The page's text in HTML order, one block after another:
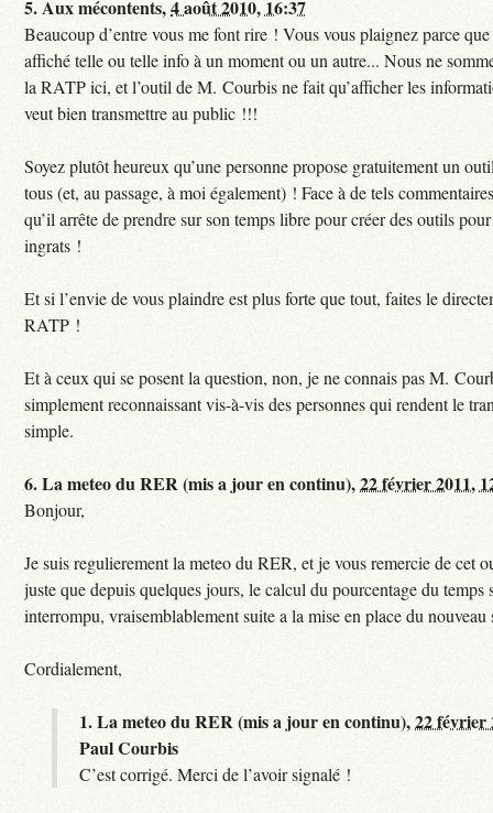
5.Aux mécontents,4 août 2010, 16:37
Beaucoup d’entre vous me font rire ! Vous vous plaignez parce que
affiché telle ou telle info à un moment ou un autre... Nous ne
la RATP ici, et l’outil de M. Courbis ne fait qu’afficher les
veut bien transmettre au public !!!
Soyez plutôt heureux qu’une personne propose gratuitement un
tous (et, au passage, à moi également) ! Face à de tels
qu’il arrête de prendre sur son temps libre pour créer des outils
ingrats !
Et si l’envie de vous plaindre est plus forte que tout, faites le
RATP !
Et à ceux qui se posent la question, non, je ne connais pas M.
simplement reconnaissant vis-à-vis des personnes qui rendent le
simple.
6.La meteo du RER (mis a jour en continu),22 février 2011,
Bonjour,
Je suis regulierement la meteo du RER, et je vous remercie de cet
juste que depuis quelques jours, le calcul du pourcentage du temps
interrompu, vraisemblablement suite a la mise en place du
Cordialement,
1.La meteo du RER (mis a jour en continu),22 février
Paul Courbis
C’est corrigé. Merci de l’avoir signalé !